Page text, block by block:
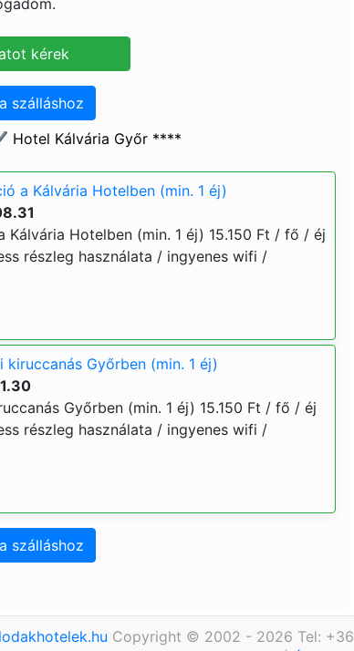
szálláshoz
Hotel Kálvária Győr ****
a Kálvária Hotelben (min. 1 éj)
Kálvária Hotelben (min. 1 éj) 15.150 Ft / fő / éj
részleg használata / ingyenes wifi /
Győrben (min. 1 éj)
Győrben (min. 1 éj) 15.150 Ft / fő / éj
részleg használata / ingyenes wifi /
szálláshoz
Copyright © 2002 - 2026 Tel: